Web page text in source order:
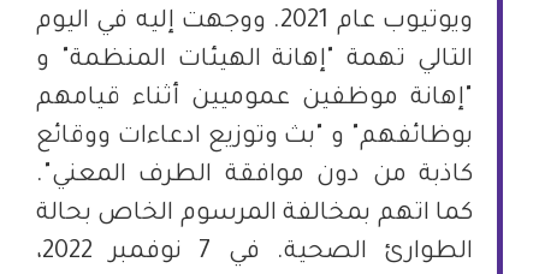
ويوتيوب عام 2021. ووجهت إليه في اليوم
التالي تهمة "إهانة الهيئات المنظمة" و
"إهانة موظفين عموميين أثناء قيامهم
بوظائفهم" و "بث وتوزيع ادعاءات ووقائع
كاذبة من دون موافقة الطرف المعني".
كما اتهم بمخالفة المرسوم الخاص بحالة
الطوارئ الصحية. في 7 نوفمبر 2022،